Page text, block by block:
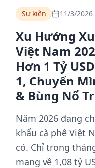
Sự kiện 11/3/2026
Xu Hướng
Việt Nam
Hơn 1 Tỷ
1, Chuyển
& Bùng Nổ
Năm 2026 đang
khẩu cà phê Việt
có. Chỉ trong
mang về 1,08 tỷ